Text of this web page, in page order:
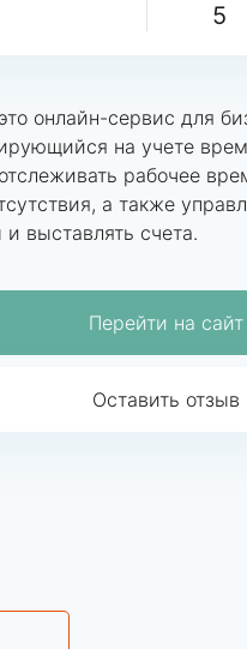
5
онлайн-сервис для
на учете
рабочее
а также
и выставлять счета.
Перейти на сайт
Оставить отзыв